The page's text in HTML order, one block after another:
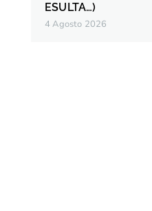
ESULTA…)
4 Agosto 2026